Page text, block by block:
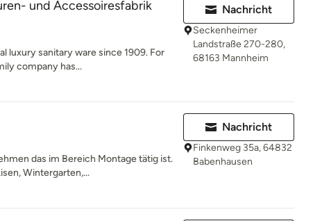
und Accessoiresfabrik
luxury sanitary ware since 1909. For
company has...
Nachricht
Seckenheimer
Landstraße 270-280,
68163 Mannheim
das im Bereich Montage tätig ist.
Wintergarten,...
Nachricht
Finkenweg 35a, 64832
Babenhausen